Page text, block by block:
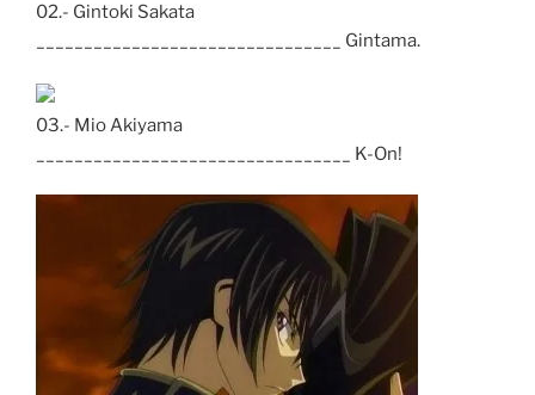
02.- Gintoki Sakata
________________________________ Gintama.
03.- Mio Akiyama
_________________________________ K-On!